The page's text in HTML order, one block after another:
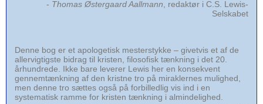
- Thomas Østergaard Aallmann , redaktør i C.S. Lewis-
Selskabet
Denne bog er et apologetisk mesterstykke – givetvis et af de
allervigtigste bidrag til kristen, filosofisk tænkning i det 20.
århundrede. Ikke bare leverer Lewis her en konsekvent
gennemtænkning af den kristne tro på miraklernes mulighed,
men denne tro sættes også på forbilledlig vis ind i en
systematisk ramme for kristen tænkning i almindelighed.